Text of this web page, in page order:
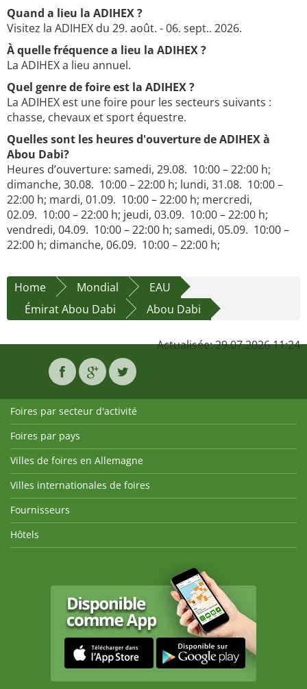
Quand a lieu la ADIHEX ?
Visitez la ADIHEX du 29. août. - 06. sept.. 2026.
À quelle fréquence a lieu la ADIHEX ?
La ADIHEX a lieu annuel.
Quel genre de foire est la ADIHEX ?
La ADIHEX est une foire pour les secteurs suivants :
chasse, chevaux et sport équestre.
Quelles sont les heures d'ouverture de ADIHEX à
Abou Dabi?
Heures d’ouverture: samedi, 29.08. 10:00 – 22:00 h;
dimanche, 30.08. 10:00 – 22:00 h; lundi, 31.08. 10:00 –
22:00 h; mardi, 01.09. 10:00 – 22:00 h; mercredi,
02.09. 10:00 – 22:00 h; jeudi, 03.09. 10:00 – 22:00 h;
vendredi, 04.09. 10:00 – 22:00 h; samedi, 05.09. 10:00 –
22:00 h; dimanche, 06.09. 10:00 – 22:00 h;
Home Mondial
EAU
Émirat Abou Dabi
Abou Dabi
Actualisée: 29.07.2026 11:24
Foires par secteur d'activité
Foires par pays
Villes de foires en Allemagne
Villes internationales de foires
Fournisseurs
Hôtels